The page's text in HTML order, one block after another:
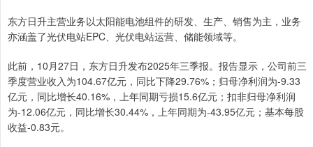
东方日升主营业务以太阳能电池组件的研发、生产、销售为主，业务
亦涵盖了光伏电站EPC、光伏电站运营、储能领域等。
此前，10月27日，东方日升发布2025年三季报。报告显示，公司前三
季度营业收入为104.67亿元，同比下降29.76%；归母净利润为-9.33
亿元，同比增长40.16%，上年同期亏损15.6亿元；扣非归母净利润
为-12.06亿元，同比增长30.44%，上年同期为-43.95亿元；基本每股
收益-0.83元。